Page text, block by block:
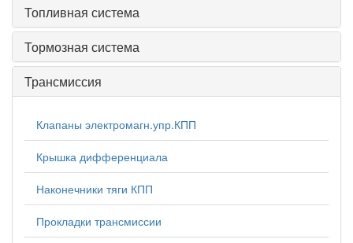
Топливная система
Тормозная система
Трансмиссия
Клапаны электромагн.упр.КПП
Крышка дифференциала
Наконечники тяги КПП
Прокладки трансмиссии